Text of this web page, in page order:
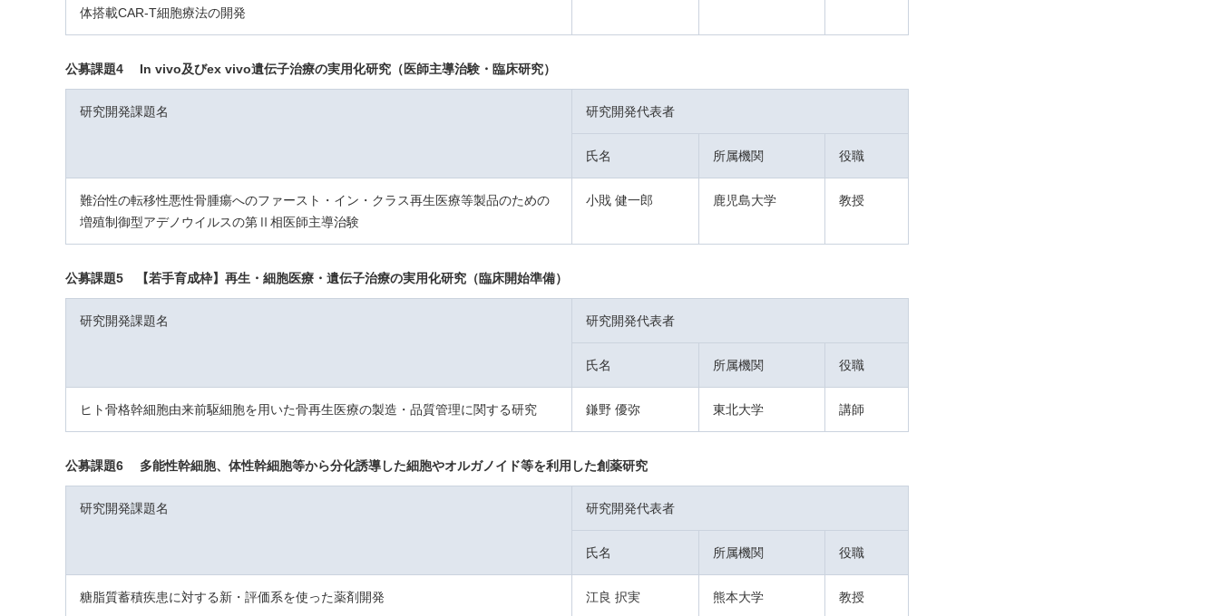
体搭載CAR-T細胞療法の開発
公募課題4 In vivo及びex vivo遺伝子治療の実用化研究（医師主導治験・臨床研究）
研究開発課題名 研究開発代表者
氏名 所属機関 役職
難治性の転移性悪性骨腫瘍へのファースト・イン・クラス再生医療等製品のための
増殖制御型アデノウイルスの第Ⅱ相医師主導治験
小戝 健一郎 鹿児島大学 教授
公募課題5 【若手育成枠】再生・細胞医療・遺伝子治療の実用化研究（臨床開始準備）
研究開発課題名 研究開発代表者
氏名 所属機関 役職
ヒト骨格幹細胞由来前駆細胞を用いた骨再生医療の製造・品質管理に関する研究 鎌野 優弥 東北大学 講師
公募課題6 多能性幹細胞、体性幹細胞等から分化誘導した細胞やオルガノイド等を利用した創薬研究
研究開発課題名 研究開発代表者
氏名 所属機関 役職
糖脂質蓄積疾患に対する新・評価系を使った薬剤開発 江良 択実 熊本大学 教授